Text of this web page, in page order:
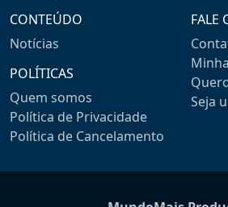
CONTEÚDO
Notícias
POLÍTICAS
Quem somos
Política de Privacidade
Política de Cancelamento
FALE
Seja